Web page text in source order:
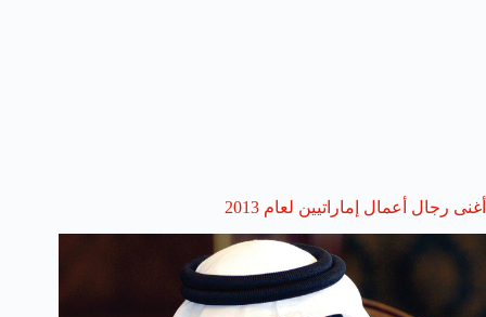
أغنى رجال أعمال إماراتيين لعام 2013